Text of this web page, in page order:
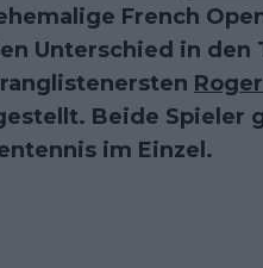
French
Unterschied in
Beide Spieler
im Einzel.